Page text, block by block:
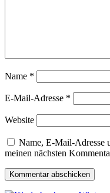
Name *
E-Mail-Adresse *
Website
Name, E-Mail-Adresse
meinen nächsten